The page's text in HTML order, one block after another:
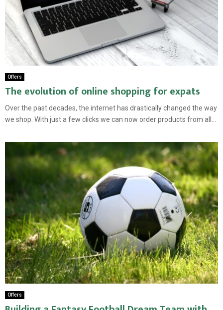
Offers
The evolution of online shopping for expats
Over the past decades, the internet has drastically changed the way
we shop. With just a few clicks we can now order products from all...
Offers